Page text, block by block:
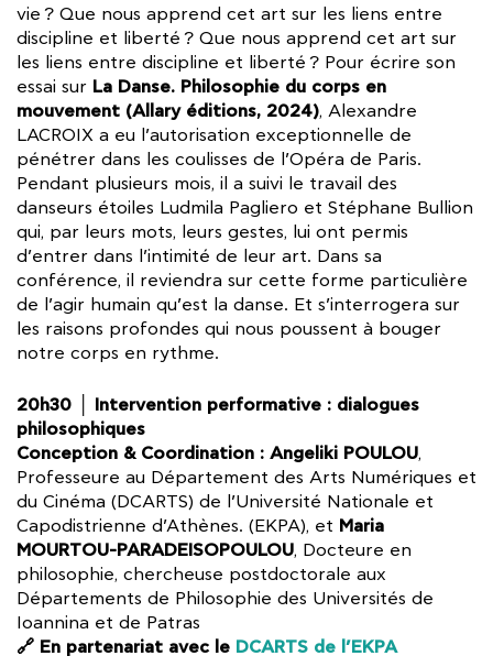
vie ? Que nous apprend cet art sur les liens entre
discipline et liberté ? Que nous apprend cet art sur
les liens entre discipline et liberté ? Pour écrire son
essai sur La Danse. Philosophie du corps en
mouvement (Allary éditions, 2024), Alexandre
LACROIX a eu l’autorisation exceptionnelle de
pénétrer dans les coulisses de l’Opéra de Paris.
Pendant plusieurs mois, il a suivi le travail des
danseurs étoiles Ludmila Pagliero et Stéphane Bullion
qui, par leurs mots, leurs gestes, lui ont permis
d’entrer dans l’intimité de leur art. Dans sa
conférence, il reviendra sur cette forme particulière
de l’agir humain qu’est la danse. Et s’interrogera sur
les raisons profondes qui nous poussent à bouger
notre corps en rythme.
20h30 │ Intervention performative : dialogues
philosophiques
Conception & Coordination : Angeliki POULOU,
Professeure au Département des Arts Numériques et
du Cinéma (DCARTS) de l’Université Nationale et
Capodistrienne d’Athènes. (EKPA), et Maria
MOURTOU-PARADEISOPOULOU, Docteure en
philosophie, chercheuse postdoctorale aux
Départements de Philosophie des Universités de
Ioannina et de Patras
🔗 En partenariat avec le DCARTS de l’EKPA